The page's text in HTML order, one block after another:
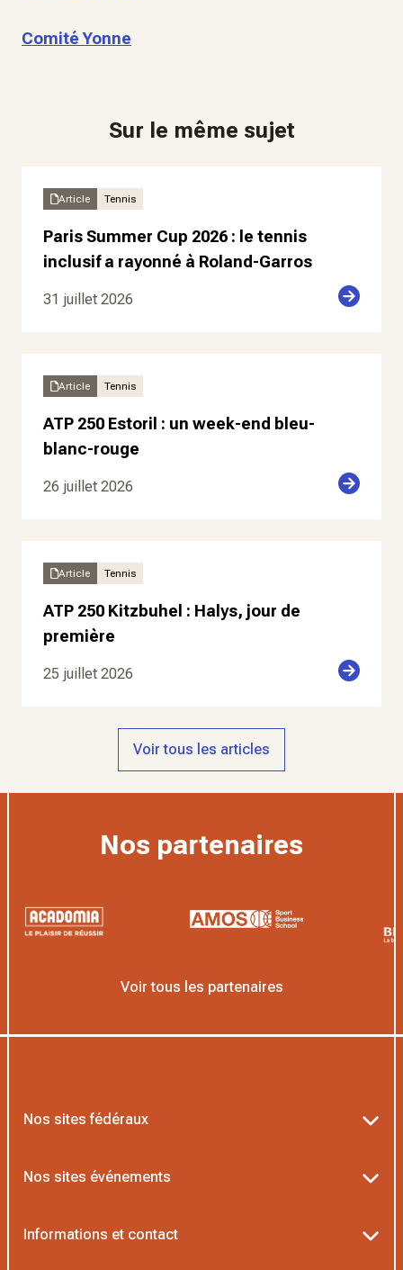
Comité Yonne
Sur le même sujet
Article Tennis
Paris Summer Cup 2026 : le tennis
inclusif a rayonné à Roland-Garros
31 juillet 2026
Article Tennis
ATP 250 Estoril : un week-end bleu-
blanc-rouge
26 juillet 2026
Article Tennis
ATP 250 Kitzbuhel : Halys, jour de
première
25 juillet 2026
Voir tous les articles
Nos partenaires
Voir tous les partenaires
Nos sites fédéraux
Nos sites événements
Informations et contact